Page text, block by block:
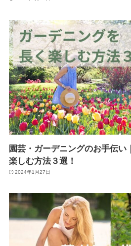
園芸・ガーデニングのお手伝い
楽しむ方法３選！
2024年1月27日